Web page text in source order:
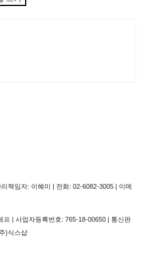
책임자: 이혜미 | 전화: 02-6082-3005 | 이메
프 | 사업자등록번호: 765-18-00650 | 통신판
)식스샵